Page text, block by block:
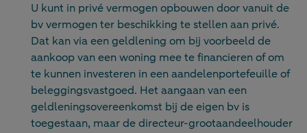
U kunt in privé vermogen opbouwen door vanuit de
bv vermogen ter beschikking te stellen aan privé.
Dat kan via een geldlening om bij voorbeeld de
aankoop van een woning mee te financieren of om
te kunnen investeren in een aandelenportefeuille of
beleggingsvastgoed. Het aangaan van een
geldleningsovereenkomst bij de eigen bv is
toegestaan, maar de directeur-grootaandeelhouder